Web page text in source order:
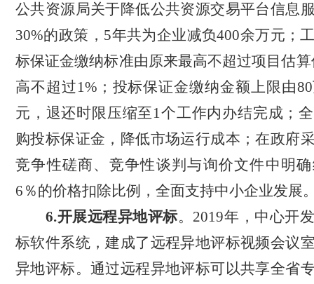
公共资源局关于降低公共资源交易平台信息
30%的政策，5年共为企业减负400余万元；
标保证金缴纳标准由原来最高不超过项目估
高不超过1%；投标保证金缴纳金额上限由
元，退还时限压缩至1个工作内办结完成；
购投标保证金，降低市场运行成本；在政府
竞争性磋商、竞争性谈判与询价文件中明
6％的价格扣除比例，全面支持中小企业发展
6.开展远程异地评标。 2019年，中心开
标软件系统，建成了远程异地评标视频会议
异地评标。通过远程异地评标可以共享全省